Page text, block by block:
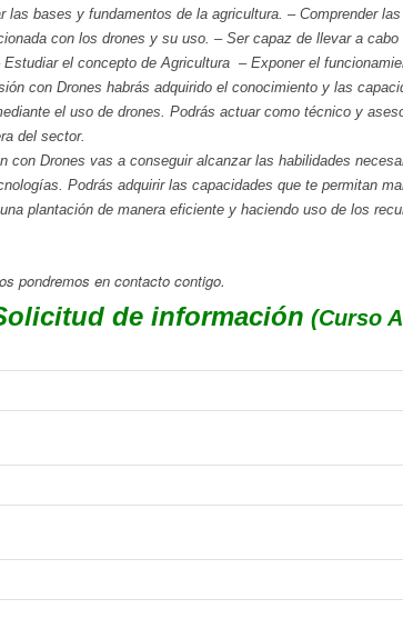
bases y fundamentos de la agricultura. – Comprender
con los drones y su uso. – Ser capaz de llevar a
el concepto de Agricultura – Exponer el
con Drones habrás adquirido el conocimiento y las
el uso de drones. Podrás actuar como técnico y
del sector.
con Drones vas a conseguir alcanzar las habilidades
Podrás adquirir las capacidades que te permitan
plantación de manera eficiente y haciendo uso de los
pondremos en contacto contigo.
de información (Curso